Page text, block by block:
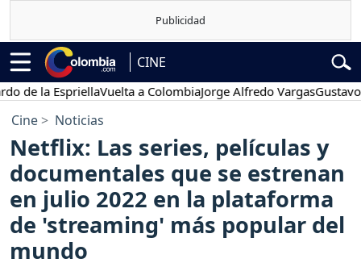
CINE
EspriellaVuelta a ColombiaJorge Alfredo Vargas Gustavo Petro
Cine Noticias
Netflix: Las series, películas y
documentales que se estrenan
en julio 2022 en la plataforma
de 'streaming' más popular del
mundo